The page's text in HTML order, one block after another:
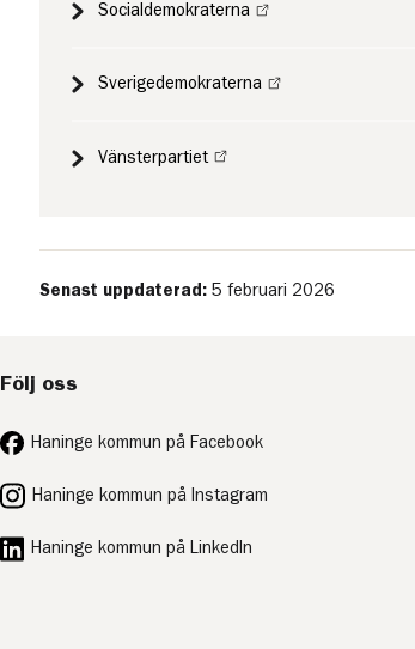
Socialdemokraterna
Sverigedemokraterna
Vänsterpartiet
Senast uppdaterad: 5 februari 2026
Följ oss
Haninge kommun på Facebook
Haninge kommun på Instagram
Haninge kommun på LinkedIn